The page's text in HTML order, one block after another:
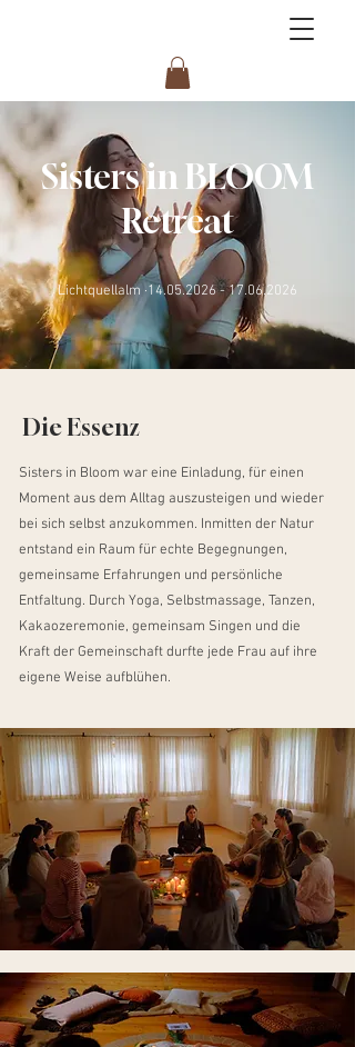
Sisters in BLOOM
Retreat
Lichtquellalm ·14.05.2026 - 17.06.2026
Die Essenz
Sisters in Bloom war eine Einladung, für einen
Moment aus dem Alltag auszusteigen und wieder
bei sich selbst anzukommen. Inmitten der Natur
entstand ein Raum für echte Begegnungen,
gemeinsame Erfahrungen und persönliche
Entfaltung. Durch Yoga, Selbstmassage, Tanzen,
Kakaozeremonie, gemeinsam Singen und die
Kraft der Gemeinschaft durfte jede Frau auf ihre
eigene Weise aufblühen.